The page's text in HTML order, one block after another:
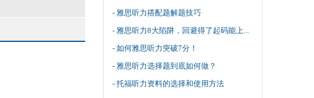
- 雅思听力搭配题解题技巧
- 雅思听力8大陷阱，回避得了起码能上...
- 如何雅思听力突破7分！
- 雅思听力选择题到底如何做？
- 托福听力资料的选择和使用方法